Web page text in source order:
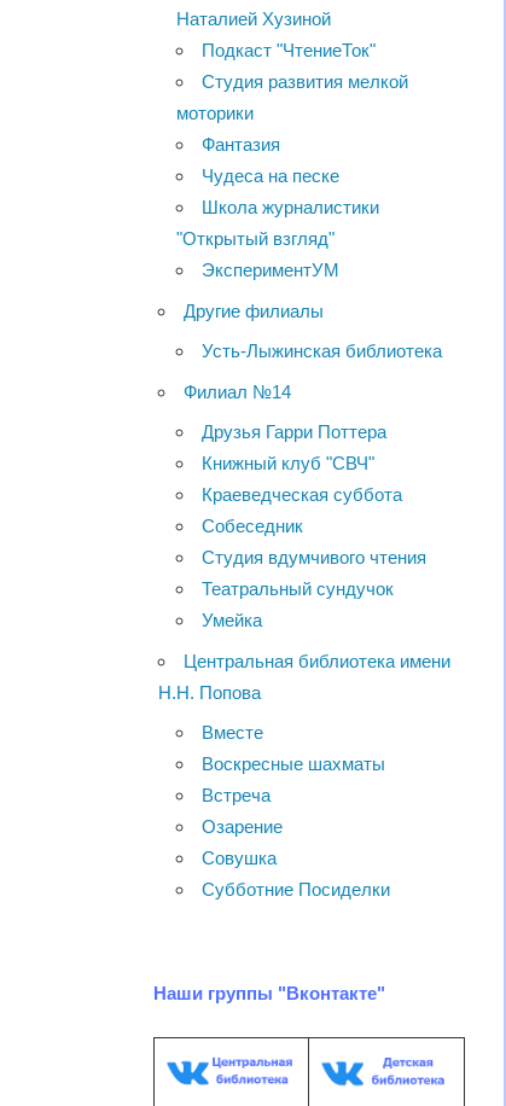
Наталией Хузиной
Подкаст "ЧтениеТок"
Студия развития мелкой
моторики
Фантазия
Чудеса на песке
Школа журналистики
"Открытый взгляд"
ЭкспериментУМ
Другие филиалы
Усть-Лыжинская библиотека
Филиал №14
Друзья Гарри Поттера
Книжный клуб "СВЧ"
Краеведческая суббота
Собеседник
Студия вдумчивого чтения
Театральный сундучок
Умейка
Центральная библиотека имени
Н.Н. Попова
Вместе
Воскресные шахматы
Встреча
Озарение
Совушка
Субботние Посиделки
Наши группы "Вконтакте"